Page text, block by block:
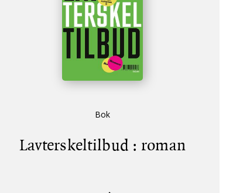
Bok
Lavterskeltilbud : roman